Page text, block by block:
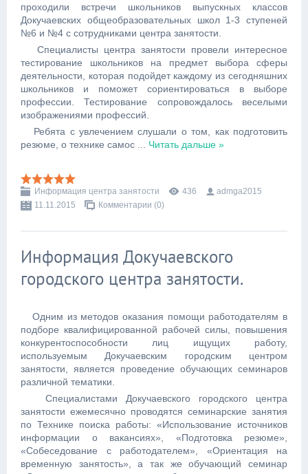
проходили встречи школьников выпускных классов
Докучаевских общеобразовательных школ 1-3 ступеней
№6 и №4 с сотрудниками центра занятости.
Специалисты центра занятости провели интересное
тестирование школьников на предмет выбора сферы
деятельности, которая подойдет каждому из сегодняшних
школьников и поможет сориентироваться в выборе
профессии. Тестирование сопровождалось веселыми
изображениями профессий.
Ребята с увлечением слушали о том, как подготовить
резюме, о технике самос
Читать дальше »
Информация центра занятости 436
admga2015
11.11.2015
Комментарии (0)
Информация Докучаевского
городского центра занятости.
Одним из методов оказания помощи работодателям в
подборе квалифицированной рабочей силы, повышения
конкурентоспособности лиц ищущих работу,
используемым Докучаевским городским центром
занятости, является проведение обучающих семинаров
различной тематики.
Специалистами Докучаевского городского центра
занятости ежемесячно проводятся семинарские занятия
по Технике поиска работы: «Использование источников
информации о вакансиях», «Подготовка резюме»,
«Собеседование с работодателем», «Ориентация на
временную занятость», а так же обучающий семинар